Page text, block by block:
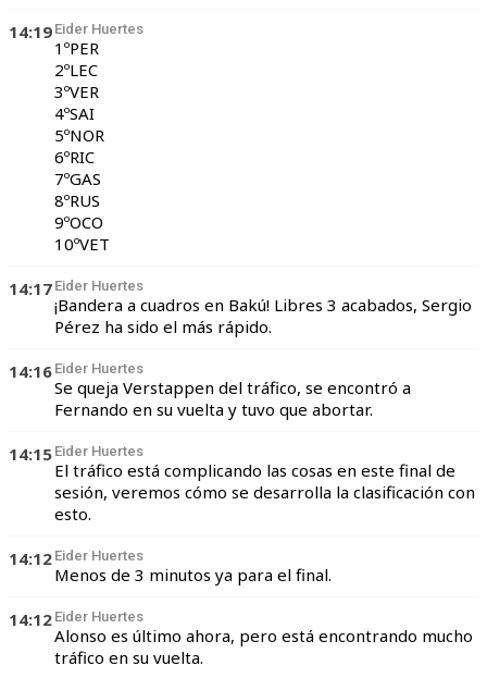
14:19 Eider Huertes
1ºPER
2ºLEC
3ºVER
4ºSAI
5ºNOR
6ºRIC
7ºGAS
8ºRUS
9ºOCO
10ºVET
14:17 Eider Huertes
¡Bandera a cuadros en Bakú! Libres 3 acabados, Sergio
Pérez ha sido el más rápido.
14:16 Eider Huertes
Se queja Verstappen del tráfico, se encontró a
Fernando en su vuelta y tuvo que abortar.
14:15 Eider Huertes
El tráfico está complicando las cosas en este final de
sesión, veremos cómo se desarrolla la clasificación con
esto.
14:12 Eider Huertes
Menos de 3 minutos ya para el final.
14:12 Eider Huertes
Alonso es último ahora, pero está encontrando mucho
tráfico en su vuelta.